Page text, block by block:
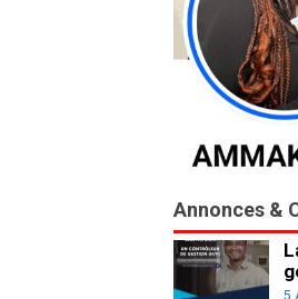
Annonces &